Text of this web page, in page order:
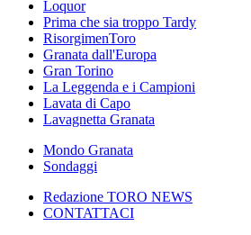
Loquor
Prima che sia troppo Tardy
RisorgimenToro
Granata dall'Europa
Gran Torino
La Leggenda e i Campioni
Lavata di Capo
Lavagnetta Granata
Mondo Granata
Sondaggi
Redazione TORO NEWS
CONTATTACI